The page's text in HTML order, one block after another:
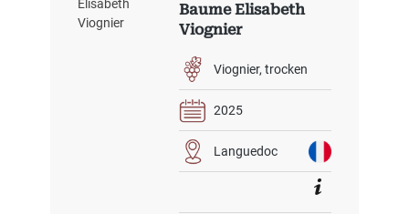
Baume Elisabeth
Viognier
Viognier trocken
2025
Languedoc